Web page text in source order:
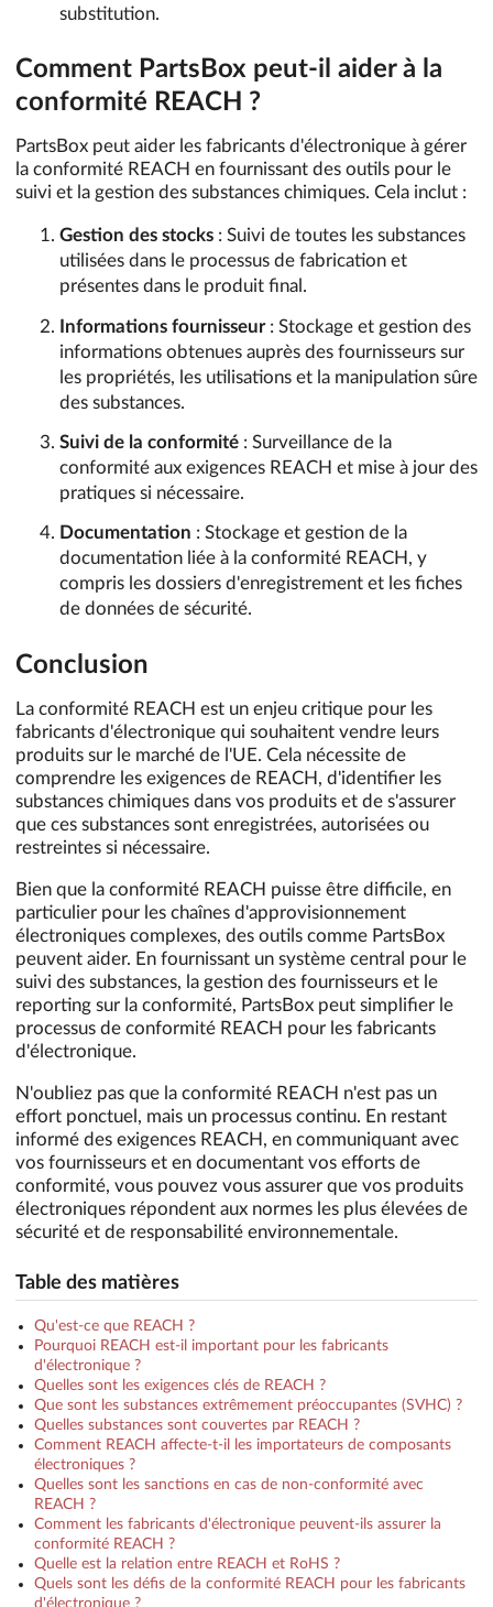
substitution.
Comment PartsBox peut-il aider à la
conformité REACH ?
PartsBox peut aider les fabricants d'électronique à gérer
la conformité REACH en fournissant des outils pour le
suivi et la gestion des substances chimiques. Cela inclut :
Gestion des stocks : Suivi de toutes les substances
utilisées dans le processus de fabrication et
présentes dans le produit final.
Informations fournisseur: Stockage et gestion des
informations obtenues auprès des fournisseurs sur
les propriétés, les utilisations et la manipulation sûre
des substances.
Suivi de la conformité : Surveillance de la
conformité aux exigences REACH et mise à jour des
pratiques si nécessaire.
Documentation : Stockage et gestion de la
documentation liée à la conformité REACH, y
compris les dossiers d'enregistrement et les fiches
de données de sécurité.
Conclusion
La conformité REACH est un enjeu critique pour les
fabricants d'électronique qui souhaitent vendre leurs
produits sur le marché de l'UE. Cela nécessite de
comprendre les exigences de REACH, d'identifier les
substances chimiques dans vos produits et de s'assurer
que ces substances sont enregistrées, autorisées ou
restreintes si nécessaire.
Bien que la conformité REACH puisse être difficile, en
particulier pour les chaînes d'approvisionnement
électroniques complexes, des outils comme PartsBox
peuvent aider. En fournissant un système central pour le
suivi des substances, la gestion des fournisseurs et le
reporting sur la conformité, PartsBox peut simplifier le
processus de conformité REACH pour les fabricants
d'électronique.
N'oubliez pas que la conformité REACH n'est pas un
effort ponctuel, mais un processus continu. En restant
informé des exigences REACH, en communiquant avec
vos fournisseurs et en documentant vos efforts de
conformité, vous pouvez vous assurer que vos produits
électroniques répondent aux normes les plus élevées de
sécurité et de responsabilité environnementale.
Table des matières
Qu'est-ce que REACH ?
Pourquoi REACH est-il important pour les fabricants
d'électronique ?
Quelles sont les exigences clés de REACH ?
Que sont les substances extrêmement préoccupantes (SVHC) ?
Quelles substances sont couvertes par REACH ?
Comment REACH affecte-t-il les importateurs de composants
électroniques ?
Quelles sont les sanctions en cas de non-conformité avec
REACH ?
Comment les fabricants d'électronique peuvent-ils assurer la
conformité REACH ?
Quelle est la relation entre REACH et RoHS ?
Quels sont les défis de la conformité REACH pour les fabricants
d'électronique ?